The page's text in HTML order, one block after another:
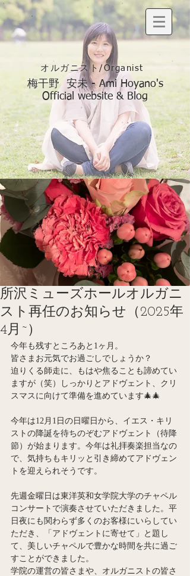
オルガニスト/Organist
梅干野 安未 - Ami Hoyano's
Official website & Blog
所沢ミューズホールオルガニ
スト再任のお知らせ（2025年
4月~）
今年も残すところあと1ヶ月。
皆さまお元気でお過ごしでしょうか？
迫りくる師走に、もはや焦ることも諦めてい
ますが（笑）しっかりとアドヴェント、クリ
スマスに向けて準備を進めています🎄🎄
今年は12月1日の日曜日から、イエス・キリ
ストの降誕を待ちのぞむアドヴェント（待降
節）が始まります。今年は礼拝奏楽担当なの
で、気持ちもキリッと引き締めてアドヴェン
トを迎えられそうです。
先週金曜日は東洋英和女学院大学のチャペル
コンサートで演奏させていただきました。平
日夜にも関わらず多くのお客様にいらしてい
ただき、「アドヴェントに寄せて」と題し
て、美しいチャペルで豊かな時間を共に過ご
すことができました。
学院の運営の皆さまや、オルガニストの皆さ